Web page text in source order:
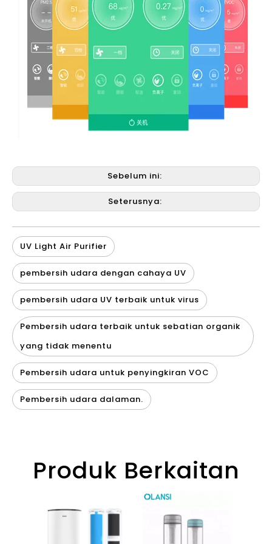
Sebelum ini:
Seterusnya:
UV Light Air Purifier
pembersih udara dengan cahaya UV
pembersih udara UV terbaik untuk virus
Pembersih udara terbaik untuk sebatian organik
yang tidak menentu
Pembersih udara untuk penyingkiran VOC
Pembersih udara dalaman.
Produk Berkaitan